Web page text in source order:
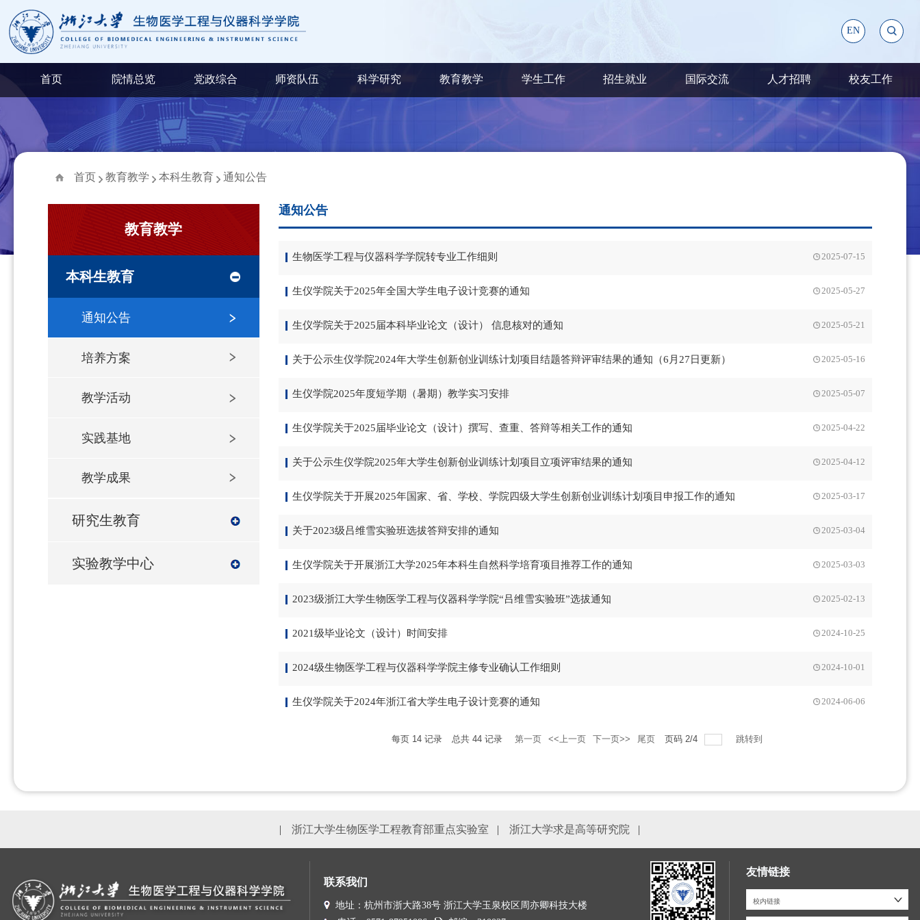
EN
首页 院情总览 党政综合 师资队伍 科学研究 教育教学 学生工作 招生就业 国际交流 人才招聘 校友工作
首页 教育教学 本科生教育 通知公告
教育教学
本科生教育
通知公告
培养方案
教学活动
实践基地
教学成果
研究生教育
实验教学中心
通知公告
2025-07-15
生物医学工程与仪器科学学院转专业工作细则
2025-05-27
生仪学院关于2025年全国大学生电子设计竞赛的通知
2025-05-21
生仪学院关于2025届本科毕业论文（设计） 信息核对的通知
2025-05-16
关于公示生仪学院2024年大学生创新创业训练计划项目结题答辩评审结果的通知（6月27日更新）
2025-05-07
生仪学院2025年度短学期（暑期）教学实习安排
2025-04-22
生仪学院关于2025届毕业论文（设计）撰写、查重、答辩等相关工作的通知
2025-04-12
关于公示生仪学院2025年大学生创新创业训练计划项目立项评审结果的通知
2025-03-17
生仪学院关于开展2025年国家、省、学校、学院四级大学生创新创业训练计划项目申报工作的通知
2025-03-04
关于2023级吕维雪实验班选拔答辩安排的通知
2025-03-03
生仪学院关于开展浙江大学2025年本科生自然科学培育项目推荐工作的通知
2025-02-13
2023级浙江大学生物医学工程与仪器科学学院“吕维雪实验班”选拔通知
2024-10-25
2021级毕业论文（设计）时间安排
2024-10-01
2024级生物医学工程与仪器科学学院主修专业确认工作细则
2024-06-06
生仪学院关于2024年浙江省大学生电子设计竞赛的通知
每页 14 记录 总共44 记录 第一页 <<上一页 下一页>> 尾页 页码 2/4 跳转到
| 浙江大学生物医学工程教育部重点实验室 | 浙江大学求是高等研究院 |
联系我们
地址：杭州市浙大路38号 浙江大学玉泉校区周亦卿科技大楼
友情链接
校内链接